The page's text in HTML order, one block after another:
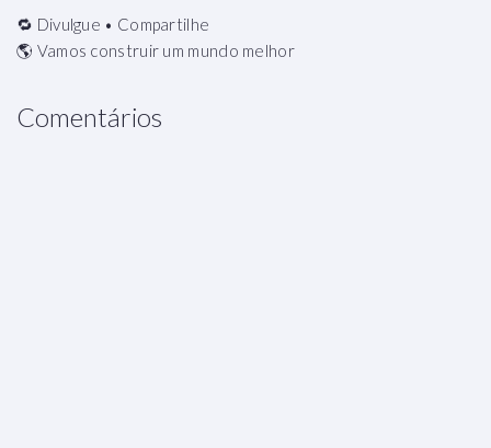
🔁 Divulgue • Compartilhe
🌎 Vamos construir um mundo melhor
Comentários